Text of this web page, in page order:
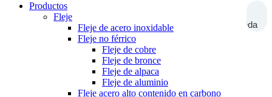
Búsqueda
Productos
Fleje
Fleje de acero inoxidable
Fleje no férrico
Fleje de cobre
Fleje de bronce
Fleje de alpaca
Fleje de aluminio
Fleje acero alto contenido en carbono